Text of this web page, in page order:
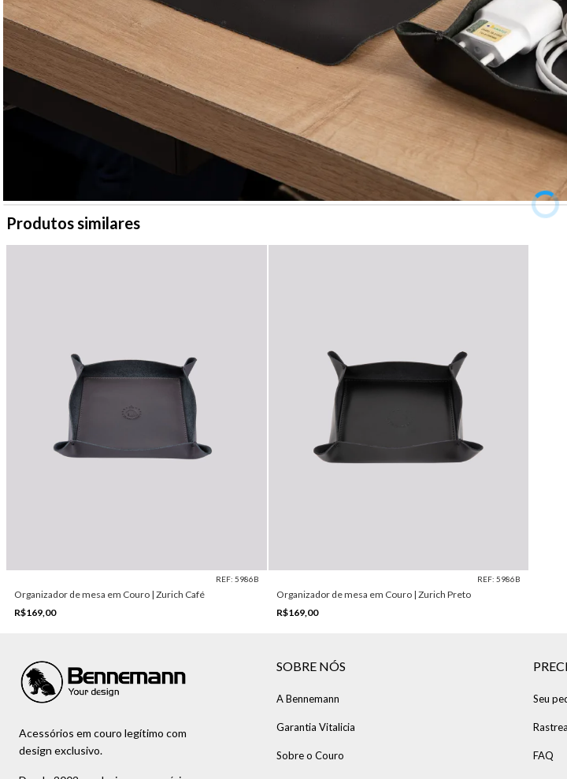
Produtos similares
REF: 5986B
Organizador de mesa em Couro | Zurich Café
R$169,00
REF: 5986B
Organizador de mesa em Couro | Zurich Preto
R$169,00
Acessórios em couro legítimo com
design exclusivo.
SOBRE NÓS
A Bennemann
Garantia Vitalicia
Sobre o Couro
Seu
FAQ